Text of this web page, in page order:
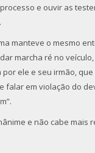
e ouvir as
manteve o mesmo
marcha ré no
ele e seu irmão,
falar em violação do
e não cabe mais